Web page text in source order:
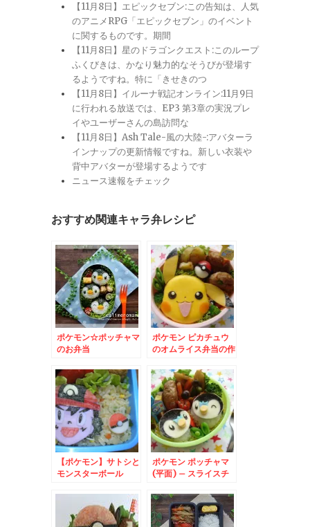
【11月8日】エピックセブン:この告知は、人気
のアニメRPG「エピックセブン」のイベント
に関するものです。期間
【11月8日】星のドラゴンクエスト:このループ
ふくびきは、かなり魅力的なそうびが登場す
るようですね。特に「きせきのつ
【11月8日】イルーナ戦記オンライン:11月9日
に行われる放送では、EP3 第3章の実況プレ
イやユーザーさんの島訪問な
【11月8日】Ash Tale-風の大陸-:アバターラ
インナップの更新情報ですね。新しい衣装や
背中アバターが登場するようです
ニュース速報をチェック
おすすめ関連キャラ弁レシピ
ポケモン☆ポッチャマ
のお弁当
ポケモン ピカチュウ
のオムライス弁当の作
【ポケモン】サトシと
モンスターボール
ポケモン ポッチャマ
(平面) – スライスチ
ターキャラ☆